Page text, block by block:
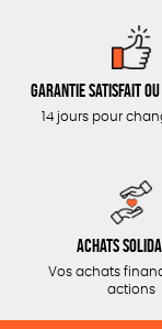
ACCESSOIRES
Garantie satisfait
14 jours pour
Achats
Vos achats
actions